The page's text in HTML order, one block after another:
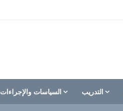
في العالم العربي
التدريب السياسات والإجراءات